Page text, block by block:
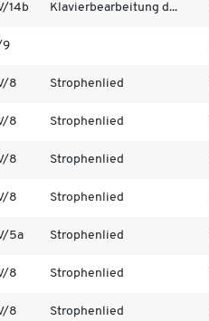
14b Klavierbearbeitung d...
8 Strophenlied
8 Strophenlied
8 Strophenlied
8 Strophenlied
5a Strophenlied
8 Strophenlied
8 Strophenlied